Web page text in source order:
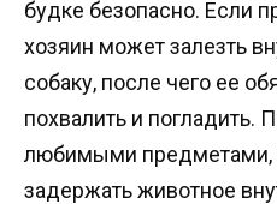
будке безопасно. Если
хозяин может залезть
собаку, после чего ее
похвалить и погладить.
любимыми предметами,
задержать животное